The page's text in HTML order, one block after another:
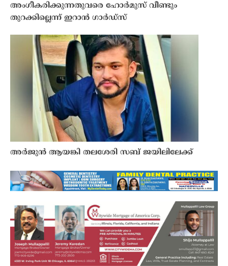
അംഗീകരിക്കുന്നതുവരെ ഹോർമുസ് വീണ്ടും
തുറക്കില്ലെന്ന് ഇറാൻ ഗാർഡ്സ്
അർജുൻ ആയങ്കി തലശേരി സബ് ജയിലിലേക്ക്